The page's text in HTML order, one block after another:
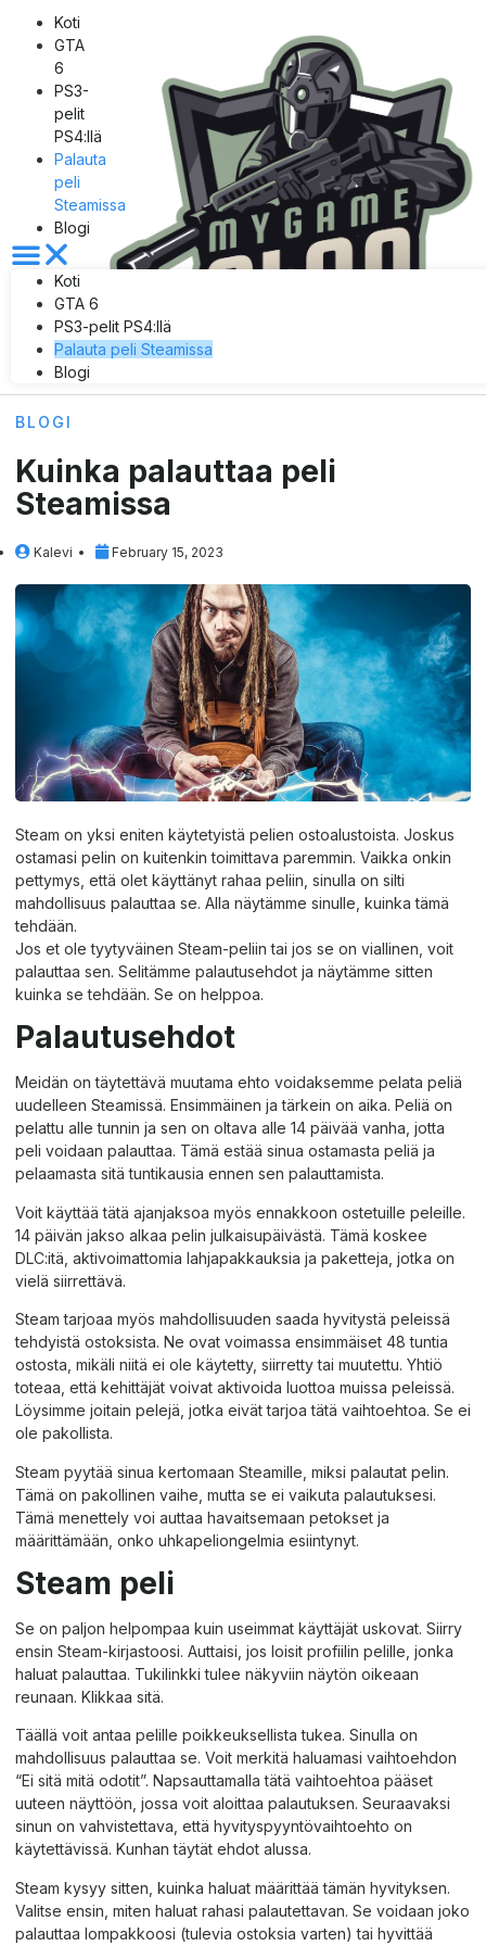
Koti
GTA
6
PS3-
pelit
PS4:llä
Palauta
peli
Steamissa
Blogi
Koti
GTA 6
PS3-pelit PS4:llä
Palauta peli Steamissa
Blogi
BLOGI
Kuinka palauttaa peli
Steamissa
Kalevi February 15, 2023
Steam on yksi eniten käytetyistä pelien ostoalustoista. Joskus
ostamasi pelin on kuitenkin toimittava paremmin. Vaikka onkin
pettymys, että olet käyttänyt rahaa peliin, sinulla on silti
mahdollisuus palauttaa se. Alla näytämme sinulle, kuinka tämä
tehdään.
Jos et ole tyytyväinen Steam-peliin tai jos se on viallinen, voit
palauttaa sen. Selitämme palautusehdot ja näytämme sitten
kuinka se tehdään. Se on helppoa.
Palautusehdot
Meidän on täytettävä muutama ehto voidaksemme pelata peliä
uudelleen Steamissä. Ensimmäinen ja tärkein on aika. Peliä on
pelattu alle tunnin ja sen on oltava alle 14 päivää vanha, jotta
peli voidaan palauttaa. Tämä estää sinua ostamasta peliä ja
pelaamasta sitä tuntikausia ennen sen palauttamista.
Voit käyttää tätä ajanjaksoa myös ennakkoon ostetuille peleille.
14 päivän jakso alkaa pelin julkaisupäivästä. Tämä koskee
DLC:itä, aktivoimattomia lahjapakkauksia ja paketteja, jotka on
vielä siirrettävä.
Steam tarjoaa myös mahdollisuuden saada hyvitystä peleissä
tehdyistä ostoksista. Ne ovat voimassa ensimmäiset 48 tuntia
ostosta, mikäli niitä ei ole käytetty, siirretty tai muutettu. Yhtiö
toteaa, että kehittäjät voivat aktivoida luottoa muissa peleissä.
Löysimme joitain pelejä, jotka eivät tarjoa tätä vaihtoehtoa. Se ei
ole pakollista.
Steam pyytää sinua kertomaan Steamille, miksi palautat pelin.
Tämä on pakollinen vaihe, mutta se ei vaikuta palautuksesi.
Tämä menettely voi auttaa havaitsemaan petokset ja
määrittämään, onko uhkapeliongelmia esiintynyt.
Steam peli
Se on paljon helpompaa kuin useimmat käyttäjät uskovat. Siirry
ensin Steam-kirjastoosi. Auttaisi, jos loisit profiilin pelille, jonka
haluat palauttaa. Tukilinkki tulee näkyviin näytön oikeaan
reunaan. Klikkaa sitä.
Täällä voit antaa pelille poikkeuksellista tukea. Sinulla on
mahdollisuus palauttaa se. Voit merkitä haluamasi vaihtoehdon
“Ei sitä mitä odotit”. Napsauttamalla tätä vaihtoehtoa pääset
uuteen näyttöön, jossa voit aloittaa palautuksen. Seuraavaksi
sinun on vahvistettava, että hyvityspyyntövaihtoehto on
käytettävissä. Kunhan täytät ehdot alussa.
Steam kysyy sitten, kuinka haluat määrittää tämän hyvityksen.
Valitse ensin, miten haluat rahasi palautettavan. Se voidaan joko
palauttaa lompakkoosi (tulevia ostoksia varten) tai hyvittää